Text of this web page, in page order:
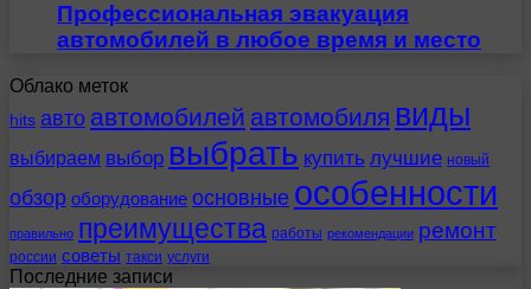
Профессиональная эвакуация
автомобилей в любое время и место
Облако меток
hits авто автомобилей автомобиля виды
выбираем выбор выбрать купить лучшие новый
обзор оборудование основные особенности
правильно преимущества работы рекомендации ремонт
россии советы такси услуги
Последние записи